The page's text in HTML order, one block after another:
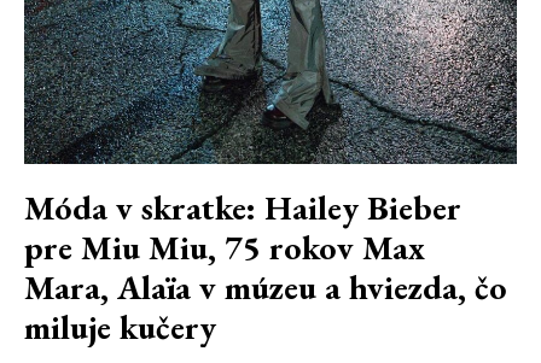
Móda v skratke: Hailey Bieber
pre Miu Miu, 75 rokov Max
Mara, Alaïa v múzeu a hviezda, čo
miluje kučery